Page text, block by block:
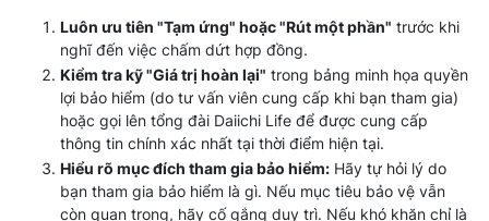
Luôn ưu tiên "Tạm ứng" hoặc "Rút một phần" trước khi
nghĩ đến việc chấm dứt hợp đồng.
Kiểm tra kỹ "Giá trị hoàn lại" trong bảng minh họa quyền
lợi bảo hiểm (do tư vấn viên cung cấp khi bạn tham gia)
hoặc gọi lên tổng đài Daiichi Life để được cung cấp
thông tin chính xác nhất tại thời điểm hiện tại.
Hiểu rõ mục đích tham gia bảo hiểm: Hãy tự hỏi lý do
bạn tham gia bảo hiểm là gì. Nếu mục tiêu bảo vệ vẫn
còn quan trọng, hãy cố gắng duy trì. Nếu khó khăn chỉ là